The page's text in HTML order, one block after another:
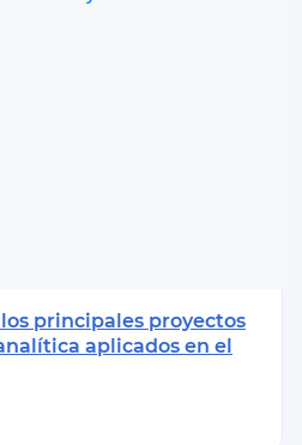
principales proyectos
aplicados en el